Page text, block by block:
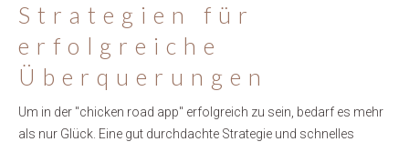
Strategien für
erfolgreiche
Überquerungen
Um in der "chicken road app" erfolgreich zu sein, bedarf es mehr
als nur Glück. Eine gut durchdachte Strategie und schnelles